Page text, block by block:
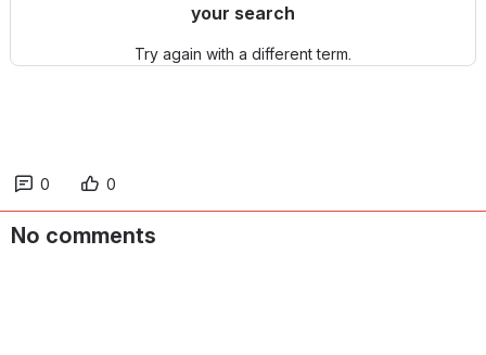
your search
Try again with a different term.
0 0
No comments